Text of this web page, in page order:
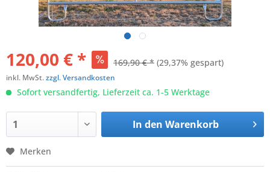
120,00 € * 169,90 € * (29,37% gespart)
inkl. MwSt.zzgl. Versandkosten
Sofort versandfertig, Lieferzeit ca. 1-5 Werktage
In den Warenkorb
Merken